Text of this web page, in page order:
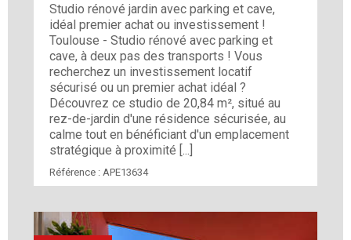
Studio rénové jardin avec parking et cave,
idéal premier achat ou investissement !
Toulouse - Studio rénové avec parking et
cave, à deux pas des transports ! Vous
recherchez un investissement locatif
sécurisé ou un premier achat idéal ?
Découvrez ce studio de 20,84 m², situé au
rez-de-jardin d'une résidence sécurisée, au
calme tout en bénéficiant d'un emplacement
stratégique à proximité [...]
Référence : APE13634